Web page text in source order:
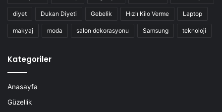
diyet Dukan Diyeti Gebelik Hızlı Kilo Verme Laptop
makyaj moda salon dekorasyonu Samsung teknoloji
Kategoriler
Anasayfa
Güzellik